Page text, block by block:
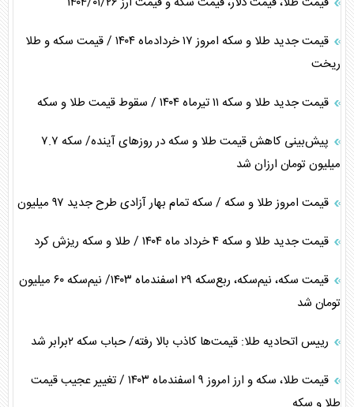
قیمت جدید طلا و سکه امروز ۱۷ خردادماه ۱۴۰۴ / قیمت سکه و طلا
ریخت
قیمت جدید طلا و سکه ۱۱ تیرماه ۱۴۰۴ / سقوط قیمت طلا و سکه
پیش‌بینی کاهش قیمت طلا و سکه در روز‌های آینده/ سکه ۷.۷
میلیون تومان ارزان شد
قیمت امروز طلا و سکه / سکه تمام بهار آزادی طرح جدید ۹۷ میلیون
قیمت جدید طلا و سکه ۴ خرداد ماه ۱۴۰۴ / طلا و سکه ریزش کرد
قیمت سکه، نیم‌سکه، ربع‌سکه ۲۹ اسفندماه ۱۴۰۳/ نیم‌سکه ۶۰ میلیون
تومان شد
رییس اتحادیه طلا: قیمت‌ها کاذب بالا رفته/ حباب سکه ۲برابر شد
قیمت طلا، سکه و ارز امروز ۹ اسفندماه ۱۴۰۳ / تغییر عجیب قیمت